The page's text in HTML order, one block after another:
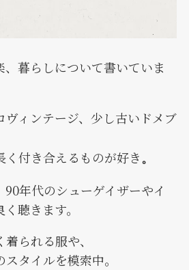
、暮らしについて書いていま
ヴィンテージ、少し古いドメブ
付き合えるものが好き 。
年代のシューゲイザーやイ
聴きます。
られる服や、
タイルを模索中。